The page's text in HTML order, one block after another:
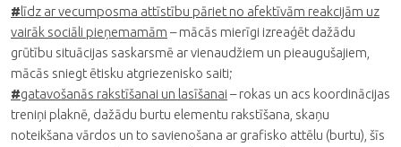
#līdz ar vecumposma attīstību pāriet no afektīvām reakcijām uz
vairāk sociāli pieņemamām – mācās mierīgi izreaģēt dažādu
grūtību situācijas saskarsmē ar vienaudžiem un pieaugušajiem,
mācās sniegt ētisku atgriezenisko saiti;
#gatavošanās rakstīšanai un lasīšanai – rokas un acs koordinācijas
treniņi plaknē, dažādu burtu elementu rakstīšana, skaņu
noteikšana vārdos un to savienošana ar grafisko attēlu (burtu), šīs